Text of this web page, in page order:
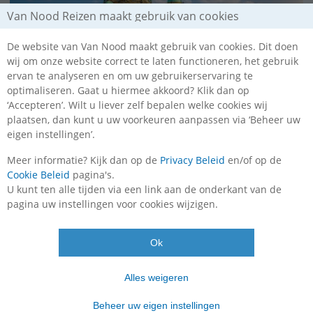
Stedentrip Berlijn 4 dagen
DUITSLAND 4 DAGEN
vanaf € 159,-
Van Nood Reizen maakt gebruik van cookies
De website van Van Nood maakt gebruik van cookies. Dit doen
wij om onze website correct te laten functioneren, het gebruik
ervan te analyseren en om uw gebruikerservaring te
optimaliseren. Gaat u hiermee akkoord? Klik dan op
‘Accepteren’. Wilt u liever zelf bepalen welke cookies wij
plaatsen, dan kunt u uw voorkeuren aanpassen via ‘Beheer uw
eigen instellingen’.
Meer informatie? Kijk dan op de Privacy Beleid en/of op de
Cookie Beleid pagina's.
U kunt ten alle tijden via een link aan de onderkant van de
pagina uw instellingen voor cookies wijzigen.
Beheer uw eigen instellingen
Alles weigeren
Ok